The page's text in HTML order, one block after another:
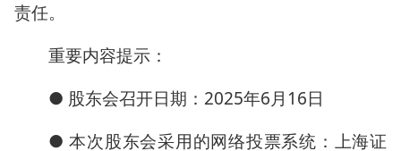
责任。
重要内容提示：
● 股东会召开日期：2025年6月16日
● 本次股东会采用的网络投票系统：上海证